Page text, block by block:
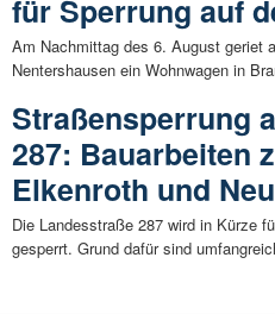
für Sperrung auf
Am Nachmittag des 6. August geriet
Nentershausen ein Wohnwagen in
Straßensperrung
287: Bauarbeiten
Elkenroth und
Die Landesstraße 287 wird in Kürze
gesperrt. Grund dafür sind